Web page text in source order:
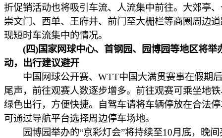
折促销活动也将吸引车流、人流集中前往。大郊亭
崇文门、西单、王府井、前门至大栅栏等商圈周边
现短时车流集中的情况。
(四)国家网球中心、首钢园、园博园等地区将举
动，出行建议避开
中国网球公开赛、WTT中国大满贯赛事在假期
尾声，前往观赛人数逐步增多。前往观赛可乘坐地
绿色出行，方便快捷。自驾车请将车辆停放在合法
可通过导航平台选择周边停车场地。
园博园举办的“京彩灯会”将持续至10月底，晚间